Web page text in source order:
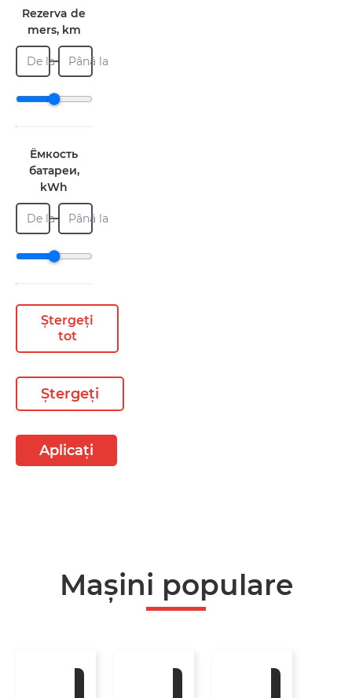
Rezerva de
mers, km
De la Până la
Ёмкость
батареи,
kWh
De la Până la
Ștergeți
tot
Ștergeți
Aplicați
Mașini populare